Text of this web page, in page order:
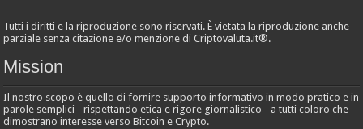
Tutti i diritti e la riproduzione sono riservati. È vietata la riproduzione anche
parziale senza citazione e/o menzione di Criptovaluta.it®.
Mission
Il nostro scopo è quello di fornire supporto informativo in modo pratico e in
parole semplici - rispettando etica e rigore giornalistico - a tutti coloro che
dimostrano interesse verso Bitcoin e Crypto.